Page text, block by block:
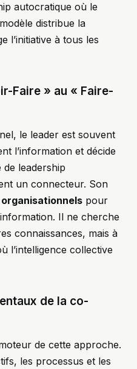
autocratique où le
distribue la
l’initiative à tous les
Faire » au « Faire-
le leader est souvent
l’information et décide
de leadership
un connecteur. Son
organisationnels pour
Il ne cherche
connaissances, mais à
l’intelligence collective
de la co-
de cette approche.
les processus et les